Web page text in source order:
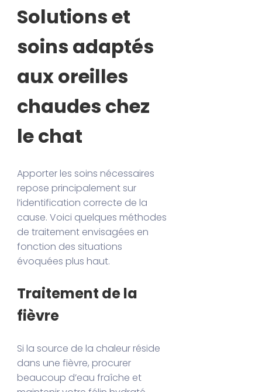
Solutions et
soins adaptés
aux oreilles
chaudes chez
le chat
Apporter les soins nécessaires
repose principalement sur
l’identification correcte de la
cause. Voici quelques méthodes
de traitement envisagées en
fonction des situations
évoquées plus haut.
Traitement de la
fièvre
Si la source de la chaleur réside
dans une fièvre, procurer
beaucoup d’eau fraîche et